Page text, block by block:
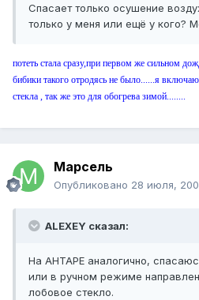
Спасает только осушение
только у меня или ещё у кого?
потеть стала сразу,при первом же сильном
бибики такого отродясь не было......я
стекла , так же это для обогрева зимой........
Марсель
Опубликовано 28 июля,
ALEXEY сказал:
На АНТАРЕ аналогично,
или в ручном режиме
лобовое стекло.